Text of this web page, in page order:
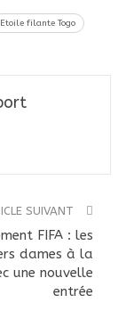
Etoile filante Togo
SUIVANT
FIFA : les
dames à la
une nouvelle
entrée